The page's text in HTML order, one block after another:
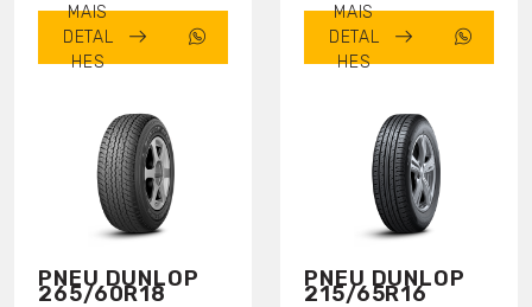
MAIS
DETAL
HES
MAIS
DETAL
HES
PNEU DUNLOP
265/60R18
PNEU DUNLOP
215/65R16